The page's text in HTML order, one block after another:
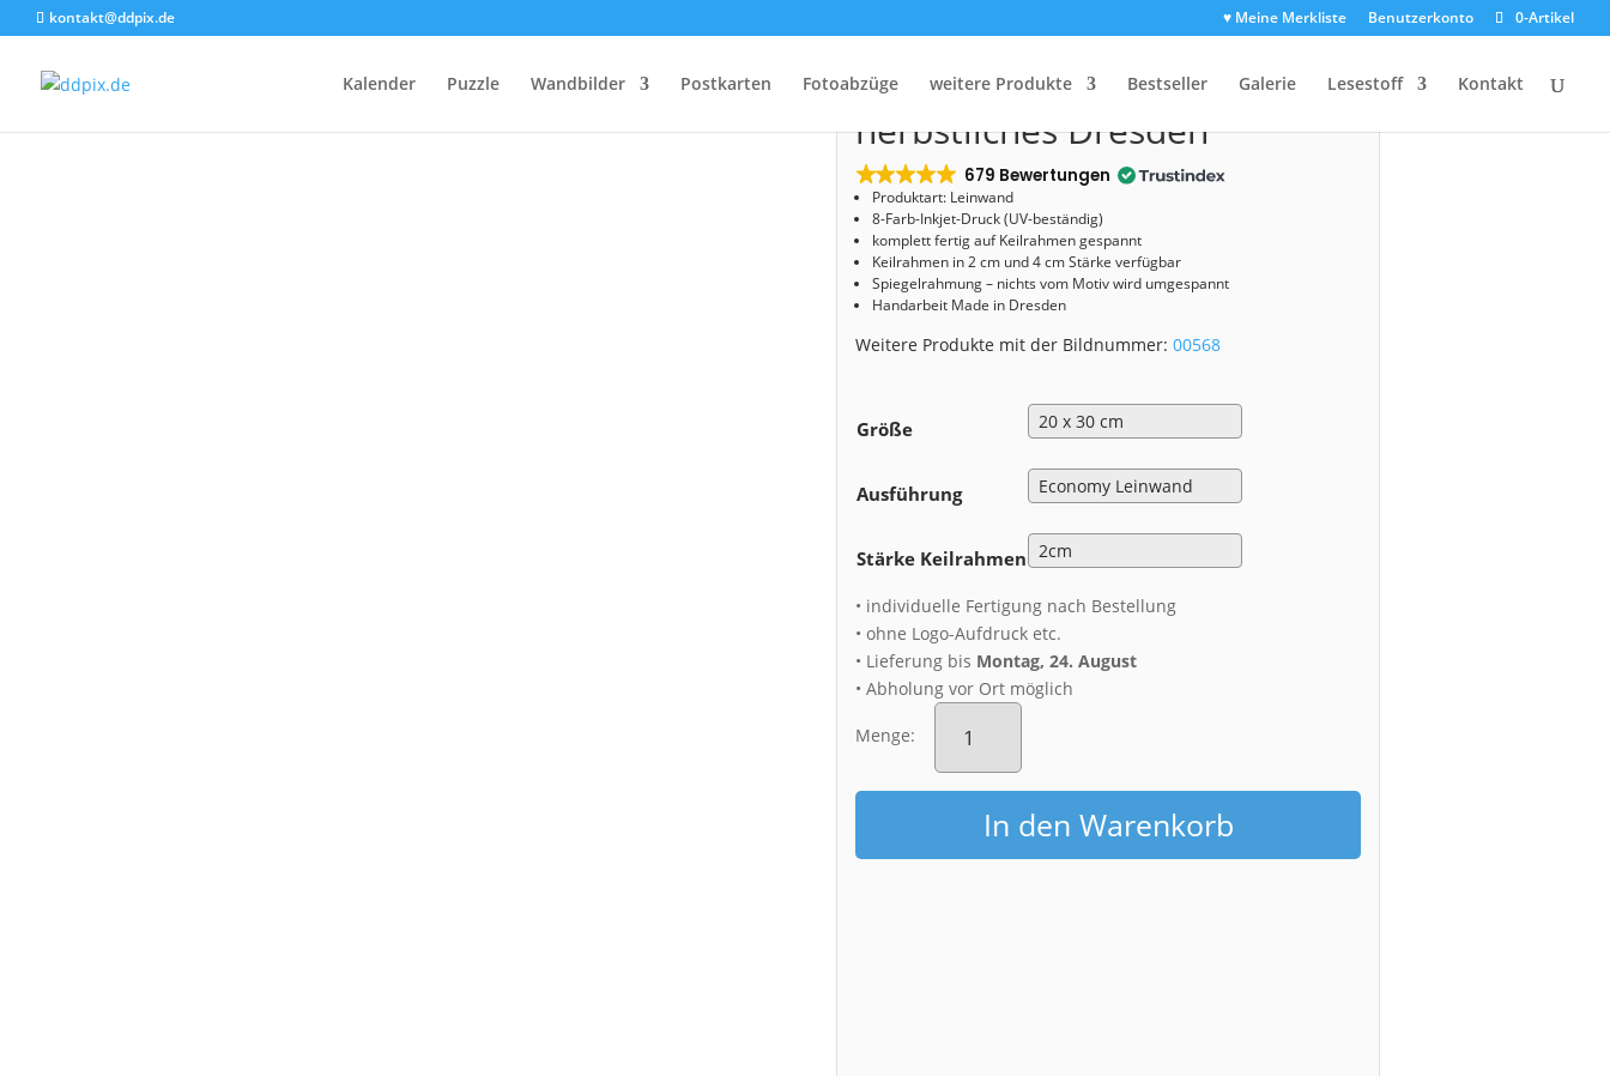
kontakt@ddpix.de ♥ Meine Merkliste Benutzerkonto 0-Artikel
Kalender Puzzle Wandbilder Postkarten Fotoabzüge weitere Produkte Bestseller Galerie Lesestoff Kontakt
Start/Shop/Leinwand/ Leinwand (00568) herbstliches Dresden
Leinwand (00568)
herbstliches Dresden
679 Bewertungen
Produktart: Leinwand
8-Farb-Inkjet-Druck (UV-beständig)
komplett fertig auf Keilrahmen gespannt
Keilrahmen in 2 cm und 4 cm Stärke verfügbar
Spiegelrahmung – nichts vom Motiv wird umgespannt
Handarbeit Made in Dresden
Weitere Produkte mit der Bildnummer:00568
Größe
Ausführung
Stärke Keilrahmen
• individuelle Fertigung nach Bestellung
• ohne Logo-Aufdruck etc.
• Lieferung bis Montag, 24. August
• Abholung vor Ort möglich
Menge:
Leinwand
(00568)
Dresden
Menge
In den Warenkorb